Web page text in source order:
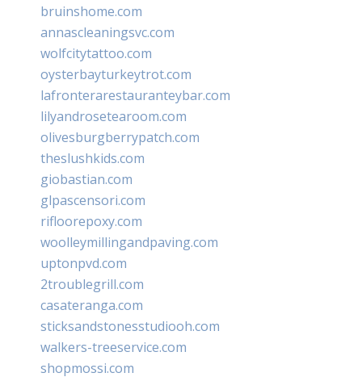
bruinshome.com
annascleaningsvc.com
wolfcitytattoo.com
oysterbayturkeytrot.com
lafronterarestauranteybar.com
lilyandrosetearoom.com
olivesburgberrypatch.com
theslushkids.com
giobastian.com
glpascensori.com
rifloorepoxy.com
woolleymillingandpaving.com
uptonpvd.com
2troublegrill.com
casateranga.com
sticksandstonesstudiooh.com
walkers-treeservice.com
shopmossi.com